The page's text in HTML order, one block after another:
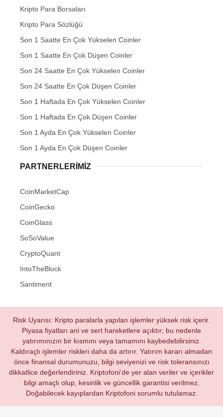
Kripto Para Borsaları
Kripto Para Sözlüğü
Son 1 Saatte En Çok Yükselen Coinler
Son 1 Saatte En Çok Düşen Coinler
Son 24 Saatte En Çok Yükselen Coinler
Son 24 Saatte En Çok Düşen Coinler
Son 1 Haftada En Çok Yükselen Coinler
Son 1 Haftada En Çok Düşen Coinler
Son 1 Ayda En Çok Yükselen Coinler
Son 1 Ayda En Çok Düşen Coinler
PARTNERLERIMIZ
CoinMarketCap
CoinGecko
CoinGlass
SoSoValue
CryptoQuant
IntoTheBlock
Santiment
Risk Uyarısı: Kripto paralarla yapılan işlemler yüksek risk içerir.
Piyasa fiyatları ani ve sert hareketlere açıktır; bu nedenle
yatırımınızın bir kısmını veya tamamını kaybedebilirsiniz.
Kaldıraçlı işlemler riskleri daha da artırır. Yatırım kararı almadan
önce finansal durumunuzu, bilgi seviyenizi ve risk toleransınızı
dikkatlice değerlendiriniz. Kriptofoni’de yer alan veriler ve içerikler
bilgi amaçlı olup, kesinlik ve güncellik garantisi verilmez.
Doğabilecek kayıplardan Kriptofoni sorumlu tutulamaz.